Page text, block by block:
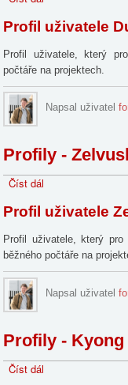
Profil uživatele
Profil uživatele, který
počtáře na projektech.
Napsal uživatel
Profily -
Číst dál
Profil uživatele
Profil uživatele, který
běžného počtáře na
Napsal uživatel
Profily - Kyong
Číst dál